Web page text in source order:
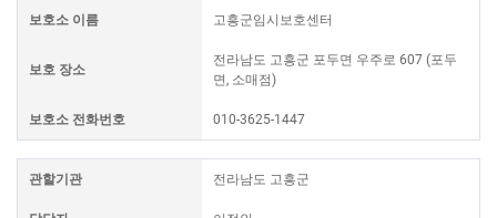
보호소 이름 고흥군임시보호센터
보호 장소
전라남도 고흥군 포두면 우주로 607 (포두
면, 소매점)
보호소 전화번호 010-3625-1447
관할기관 전라남도 고흥군